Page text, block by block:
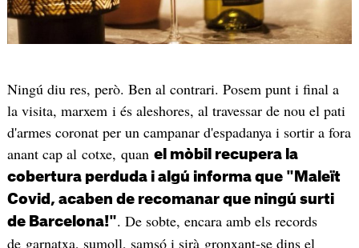
Ningú diu res, però. Ben al contrari. Posem punt i final a
la visita, marxem i és aleshores, al travessar de nou el pati
d'armes coronat per un campanar d'espadanya i sortir a fora
anant cap al cotxe, quan el mòbil recupera la
cobertura perduda i algú informa que "Maleït
Covid, acaben de recomanar que ningú surti
de Barcelona!". De sobte, encara amb els records
de garnatxa, sumoll, samsó i sirà gronxant-se dins el